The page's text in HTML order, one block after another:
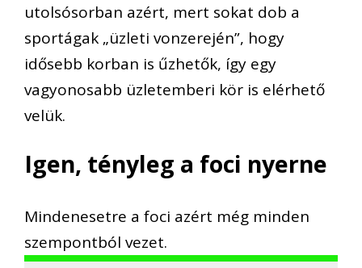
utolsósorban azért, mert sokat dob a
sportágak „üzleti vonzerején”, hogy
idősebb korban is űzhetők, így egy
vagyonosabb üzletemberi kör is elérhető
velük.
Igen, tényleg a foci nyerne
Mindenesetre a foci azért még minden
szempontból vezet.